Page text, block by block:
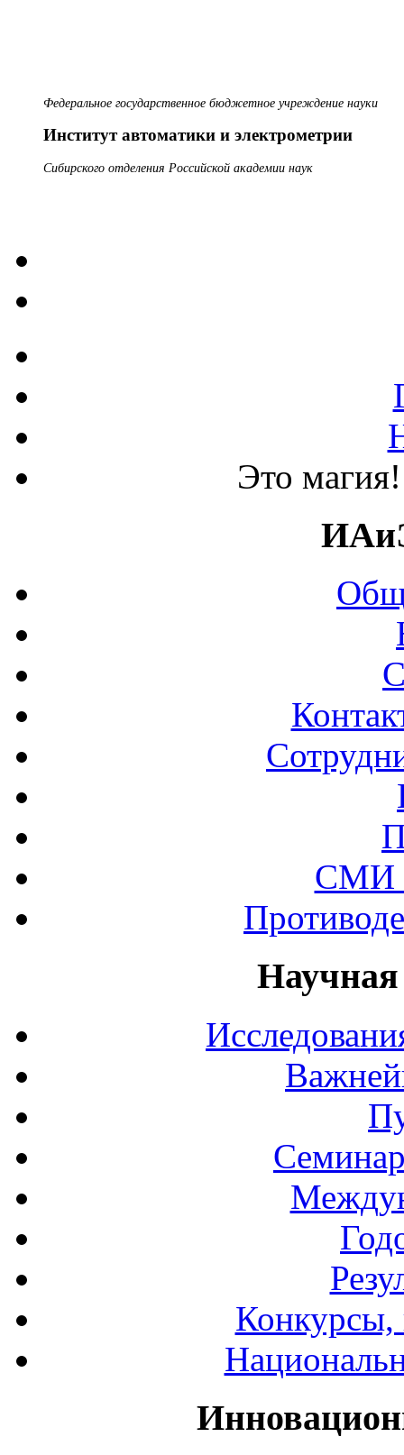
Федеральное государственное бюджетное учреждение науки
Институт автоматики и электрометрии
Сибирского отделения Российской академии наук
Это
СМИ
Научная
Конкурсы,